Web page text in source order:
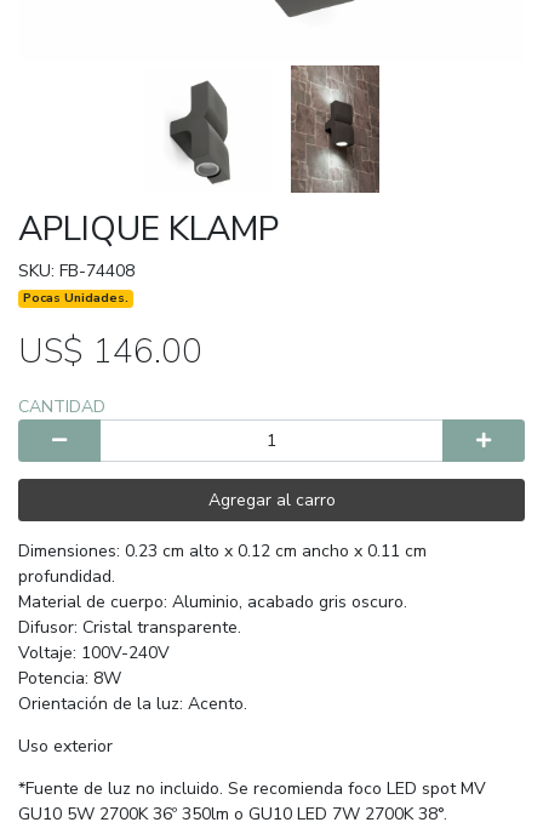
APLIQUE KLAMP
SKU: FB-74408
Pocas Unidades.
US$ 146.00
CANTIDAD
Agregar al carro
Dimensiones: 0.23 cm alto x 0.12 cm ancho x 0.11 cm
profundidad.
Material de cuerpo: Aluminio, acabado gris oscuro.
Difusor: Cristal transparente.
Voltaje: 100V-240V
Potencia: 8W
Orientación de la luz: Acento.
Uso exterior
*Fuente de luz no incluido. Se recomienda foco LED spot MV
GU10 5W 2700K 36º 350lm o GU10 LED 7W 2700K 38°.